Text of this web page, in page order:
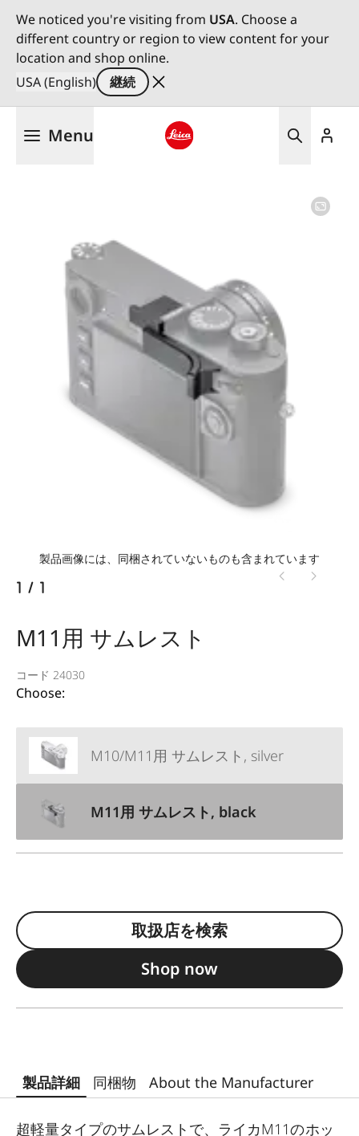
We noticed you're visiting from USA. Choose a
different country or region to view content for your
location and shop online.
USA (English)
継続
Menu
製品画像には、同梱されていないものも含まれています
1 / 1
M11用 サムレスト
コード 24030
Choose:
M10/M11用 サムレスト, silver
M11用 サムレスト, black
取扱店を検索
Shop now
製品詳細 同梱物 About the Manufacturer
超軽量タイプのサムレストで、ライカM11のホッ